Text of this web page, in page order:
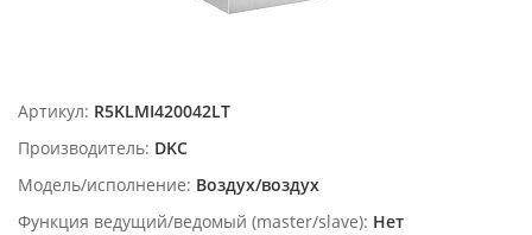
Артикул: R5KLMI420042LT
Производитель: DKC
Модель/исполнение: Воздух/воздух
Функция ведущий/ведомый (master/slave): Нет